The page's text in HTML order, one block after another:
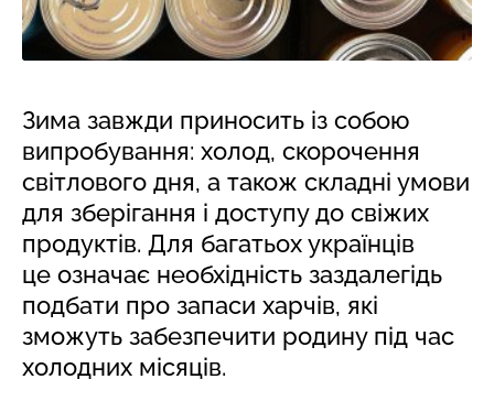
Зима завжди приносить із собою
випробування: холод, скорочення
світлового дня, а також складні умови
для зберігання і доступу до свіжих
продуктів. Для багатьох українців
це означає необхідність заздалегідь
подбати про запаси харчів, які
зможуть забезпечити родину під час
холодних місяців.